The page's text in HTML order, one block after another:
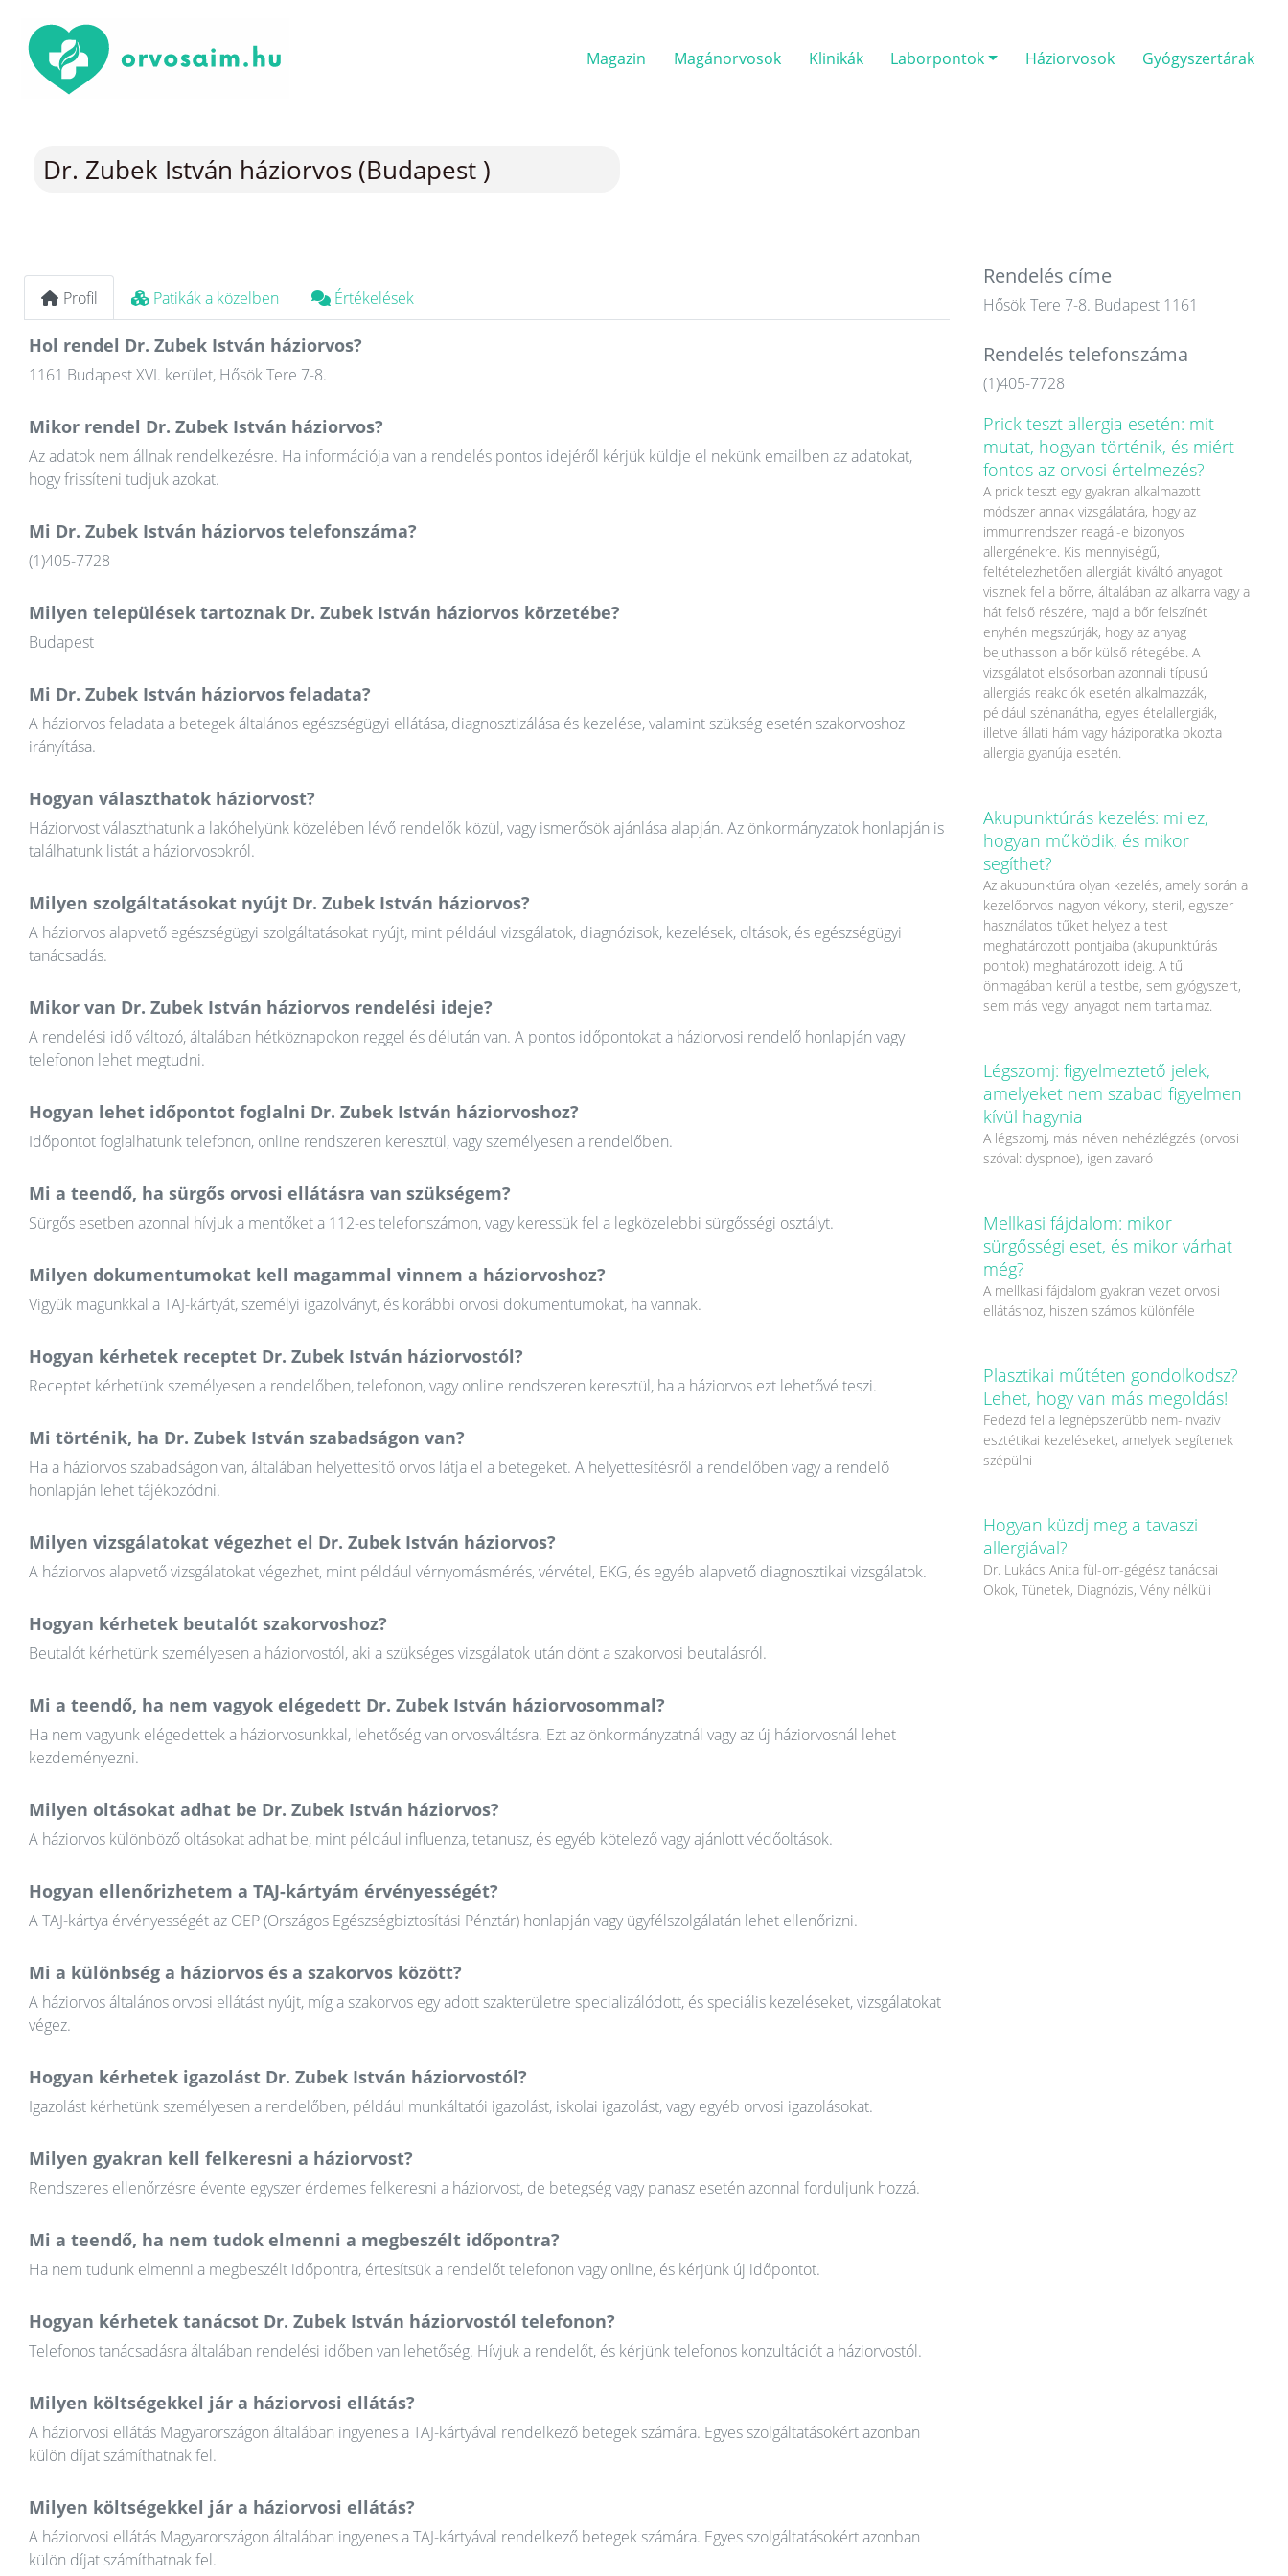
Magazin Magánorvosok Klinikák Laborpontok Háziorvosok Gyógyszertárak
Dr. Zubek István háziorvos (Budapest )
Profil Patikák a közelben Értékelések
Hol rendel Dr. Zubek István háziorvos?
1161 Budapest XVI. kerület, Hősök Tere 7-8.
Mikor rendel Dr. Zubek István háziorvos?
Az adatok nem állnak rendelkezésre. Ha információja van a rendelés pontos idejéről kérjük küldje el nekünk emailben az adatokat,
hogy frissíteni tudjuk azokat.
Mi Dr. Zubek István háziorvos telefonszáma?
(1)405-7728
Milyen települések tartoznak Dr. Zubek István háziorvos körzetébe?
Budapest
Mi Dr. Zubek István háziorvos feladata?
A háziorvos feladata a betegek általános egészségügyi ellátása, diagnosztizálása és kezelése, valamint szükség esetén szakorvoshoz
irányítása.
Hogyan választhatok háziorvost?
Háziorvost választhatunk a lakóhelyünk közelében lévő rendelők közül, vagy ismerősök ajánlása alapján. Az önkormányzatok honlapján is
találhatunk listát a háziorvosokról.
Milyen szolgáltatásokat nyújt Dr. Zubek István háziorvos?
A háziorvos alapvető egészségügyi szolgáltatásokat nyújt, mint például vizsgálatok, diagnózisok, kezelések, oltások, és egészségügyi
tanácsadás.
Mikor van Dr. Zubek István háziorvos rendelési ideje?
A rendelési idő változó, általában hétköznapokon reggel és délután van. A pontos időpontokat a háziorvosi rendelő honlapján vagy
telefonon lehet megtudni.
Hogyan lehet időpontot foglalni Dr. Zubek István háziorvoshoz?
Időpontot foglalhatunk telefonon, online rendszeren keresztül, vagy személyesen a rendelőben.
Mi a teendő, ha sürgős orvosi ellátásra van szükségem?
Sürgős esetben azonnal hívjuk a mentőket a 112-es telefonszámon, vagy keressük fel a legközelebbi sürgősségi osztályt.
Milyen dokumentumokat kell magammal vinnem a háziorvoshoz?
Vigyük magunkkal a TAJ-kártyát, személyi igazolványt, és korábbi orvosi dokumentumokat, ha vannak.
Hogyan kérhetek receptet Dr. Zubek István háziorvostól?
Receptet kérhetünk személyesen a rendelőben, telefonon, vagy online rendszeren keresztül, ha a háziorvos ezt lehetővé teszi.
Mi történik, ha Dr. Zubek István szabadságon van?
Ha a háziorvos szabadságon van, általában helyettesítő orvos látja el a betegeket. A helyettesítésről a rendelőben vagy a rendelő
honlapján lehet tájékozódni.
Milyen vizsgálatokat végezhet el Dr. Zubek István háziorvos?
A háziorvos alapvető vizsgálatokat végezhet, mint például vérnyomásmérés, vérvétel, EKG, és egyéb alapvető diagnosztikai vizsgálatok.
Hogyan kérhetek beutalót szakorvoshoz?
Beutalót kérhetünk személyesen a háziorvostól, aki a szükséges vizsgálatok után dönt a szakorvosi beutalásról.
Mi a teendő, ha nem vagyok elégedett Dr. Zubek István háziorvosommal?
Ha nem vagyunk elégedettek a háziorvosunkkal, lehetőség van orvosváltásra. Ezt az önkormányzatnál vagy az új háziorvosnál lehet
kezdeményezni.
Milyen oltásokat adhat be Dr. Zubek István háziorvos?
A háziorvos különböző oltásokat adhat be, mint például influenza, tetanusz, és egyéb kötelező vagy ajánlott védőoltások.
Hogyan ellenőrizhetem a TAJ-kártyám érvényességét?
A TAJ-kártya érvényességét az OEP (Országos Egészségbiztosítási Pénztár) honlapján vagy ügyfélszolgálatán lehet ellenőrizni.
Mi a különbség a háziorvos és a szakorvos között?
A háziorvos általános orvosi ellátást nyújt, míg a szakorvos egy adott szakterületre specializálódott, és speciális kezeléseket, vizsgálatokat
végez.
Hogyan kérhetek igazolást Dr. Zubek István háziorvostól?
Igazolást kérhetünk személyesen a rendelőben, például munkáltatói igazolást, iskolai igazolást, vagy egyéb orvosi igazolásokat.
Milyen gyakran kell felkeresni a háziorvost?
Rendszeres ellenőrzésre évente egyszer érdemes felkeresni a háziorvost, de betegség vagy panasz esetén azonnal forduljunk hozzá.
Mi a teendő, ha nem tudok elmenni a megbeszélt időpontra?
Ha nem tudunk elmenni a megbeszélt időpontra, értesítsük a rendelőt telefonon vagy online, és kérjünk új időpontot.
Hogyan kérhetek tanácsot Dr. Zubek István háziorvostól telefonon?
Telefonos tanácsadásra általában rendelési időben van lehetőség. Hívjuk a rendelőt, és kérjünk telefonos konzultációt a háziorvostól.
Milyen költségekkel jár a háziorvosi ellátás?
A háziorvosi ellátás Magyarországon általában ingyenes a TAJ-kártyával rendelkező betegek számára. Egyes szolgáltatásokért azonban
külön díjat számíthatnak fel.
Milyen költségekkel jár a háziorvosi ellátás?
A háziorvosi ellátás Magyarországon általában ingyenes a TAJ-kártyával rendelkező betegek számára. Egyes szolgáltatásokért azonban
külön díjat számíthatnak fel.
Rendelés címe
Hősök Tere 7-8. Budapest 1161
Rendelés telefonszáma
(1)405-7728
Prick teszt allergia esetén: mit
mutat, hogyan történik, és miért
fontos az orvosi értelmezés?
A prick teszt egy gyakran alkalmazott
módszer annak vizsgálatára, hogy az
immunrendszer reagál-e bizonyos
allergénekre. Kis mennyiségű,
feltételezhetően allergiát kiváltó anyagot
visznek fel a bőrre, általában az alkarra vagy a
hát felső részére, majd a bőr felszínét
enyhén megszúrják, hogy az anyag
bejuthasson a bőr külső rétegébe. A
vizsgálatot elsősorban azonnali típusú
allergiás reakciók esetén alkalmazzák,
például szénanátha, egyes ételallergiák,
illetve állati hám vagy háziporatka okozta
allergia gyanúja esetén.
Akupunktúrás kezelés: mi ez,
hogyan működik, és mikor
segíthet?
Az akupunktúra olyan kezelés, amely során a
kezelőorvos nagyon vékony, steril, egyszer
használatos tűket helyez a test
meghatározott pontjaiba (akupunktúrás
pontok) meghatározott ideig. A tű
önmagában kerül a testbe, sem gyógyszert,
sem más vegyi anyagot nem tartalmaz.
Légszomj: figyelmeztető jelek,
amelyeket nem szabad figyelmen
kívül hagynia
A légszomj, más néven nehézlégzés (orvosi
szóval: dyspnoe), igen zavaró
Mellkasi fájdalom: mikor
sürgősségi eset, és mikor várhat
még?
A mellkasi fájdalom gyakran vezet orvosi
ellátáshoz, hiszen számos különféle
Plasztikai műtéten gondolkodsz?
Lehet, hogy van más megoldás!
Fedezd fel a legnépszerűbb nem-invazív
esztétikai kezeléseket, amelyek segítenek
szépülni
Hogyan küzdj meg a tavaszi
allergiával?
Dr. Lukács Anita fül-orr-gégész tanácsai
Okok, Tünetek, Diagnózis, Vény nélküli